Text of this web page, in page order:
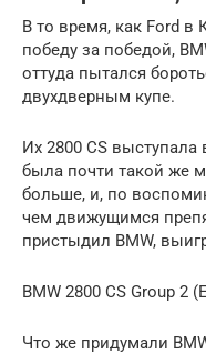
В то время, как Ford в
победу за победой,
оттуда пытался
двухдверным купе.
Их 2800 CS выступала
была почти такой же
больше, и, по
чем движущимся
пристыдил BMW,
BMW 2800 CS Group 2
Что же придумали